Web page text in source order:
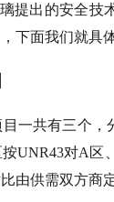
提出的安全
下面我们就具
一共有三个
UNR43对A区
由供需双方商